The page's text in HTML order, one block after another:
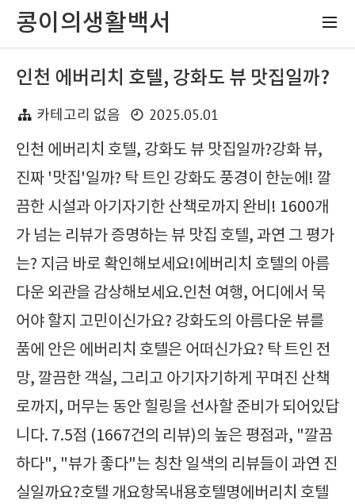
콩이의생활백서
인천 에버리치 호텔, 강화도 뷰 맛집일까?
카테고리 없음
2025.05.01
인천 에버리치 호텔, 강화도 뷰 맛집일까?강화 뷰,
진짜 '맛집'일까? 탁 트인 강화도 풍경이 한눈에! 깔
끔한 시설과 아기자기한 산책로까지 완비! 1600개
가 넘는 리뷰가 증명하는 뷰 맛집 호텔, 과연 그 평가
는? 지금 바로 확인해보세요!에버리치 호텔의 아름
다운 외관을 감상해보세요.인천 여행, 어디에서 묵
어야 할지 고민이신가요? 강화도의 아름다운 뷰를
품에 안은 에버리치 호텔은 어떠신가요? 탁 트인 전
망, 깔끔한 객실, 그리고 아기자기하게 꾸며진 산책
로까지, 머무는 동안 힐링을 선사할 준비가 되어있답
니다. 7.5점 (1667건의 리뷰)의 높은 평점과, "깔끔
하다", "뷰가 좋다"는 칭찬 일색의 리뷰들이 과연 진
실일까요?호텔 개요항목내용호텔명에버리치 호텔